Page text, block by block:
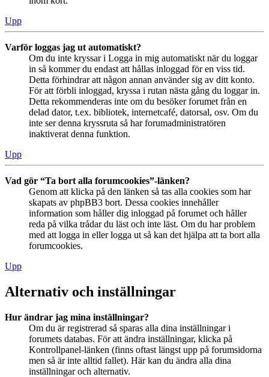
Upp
Varför loggas jag ut automatiskt?
Om du inte kryssar i Logga in mig automatiskt när du loggar
in så kommer du endast att hållas inloggad för en viss tid.
Detta förhindrar att någon annan använder sig av ditt konto.
För att förbli inloggad, kryssa i rutan nästa gång du loggar in.
Detta rekommenderas inte om du besöker forumet från en
delad dator, t.ex. bibliotek, internetcafé, datorsal, osv. Om du
inte ser denna kryssruta så har forumadministratören
inaktiverat denna funktion.
Upp
Vad gör “Ta bort alla forumcookies”-länken?
Genom att klicka på den länken så tas alla cookies som har
skapats av phpBB3 bort. Dessa cookies innehåller
information som håller dig inloggad på forumet och håller
reda på vilka trådar du läst och inte läst. Om du har problem
med att logga in eller logga ut så kan det hjälpa att ta bort alla
forumcookies.
Upp
Alternativ och inställningar
Hur ändrar jag mina inställningar?
Om du är registrerad så sparas alla dina inställningar i
forumets databas. För att ändra inställningar, klicka på
Kontrollpanel-länken (finns oftast längst upp på forumsidorna
men så är inte alltid fallet). Här kan du ändra alla dina
inställningar och alternativ.